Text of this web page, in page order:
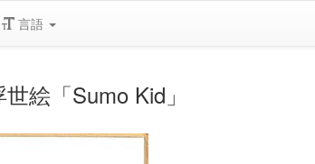
言語
絵「Sumo Kid」